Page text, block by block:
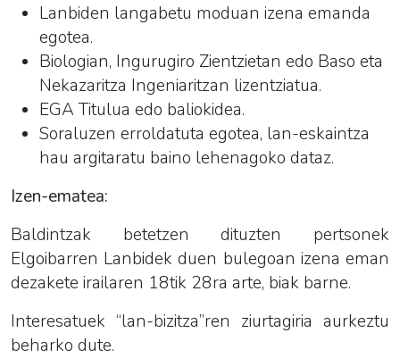
Lanbiden langabetu moduan izena emanda
egotea.
Biologian, Ingurugiro Zientzietan edo Baso eta
Nekazaritza Ingeniaritzan lizentziatua.
EGA Titulua edo baliokidea.
Soraluzen erroldatuta egotea, lan-eskaintza
hau argitaratu baino lehenagoko dataz.
Izen-ematea:
Baldintzak betetzen dituzten pertsonek
Elgoibarren Lanbidek duen bulegoan izena eman
dezakete irailaren 18tik 28ra arte, biak barne.
Interesatuek “lan-bizitza”ren ziurtagiria aurkeztu
beharko dute.